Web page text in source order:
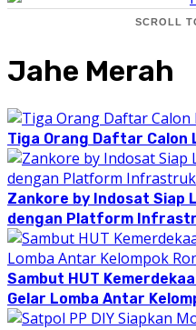
SCROLL
Jahe Merah
Tiga Orang Daftar Calon
Zankore by Indosat Siap
dengan Platform
Sambut HUT
Gelar Lomba Antar